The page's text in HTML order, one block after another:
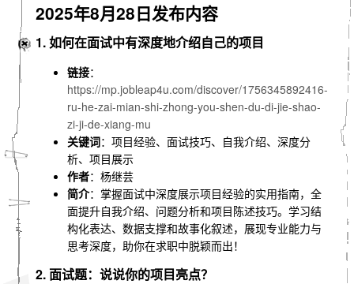
2025年8月28日发布内容
1. 如何在面试中有深度地介绍自己的项目
链接：
https://mp.jobleap4u.com/discover/1756345892416-
ru-he-zai-mian-shi-zhong-you-shen-du-di-jie-shao-
zi-ji-de-xiang-mu
关键词：项目经验、面试技巧、自我介绍、深度分
析、项目展示
作者：杨继芸
简介：掌握面试中深度展示项目经验的实用指南，全
面提升自我介绍、问题分析和项目陈述技巧。学习结
构化表达、数据支撑和故事化叙述，展现专业能力与
思考深度，助你在求职中脱颖而出！
2. 面试题：说说你的项目亮点？